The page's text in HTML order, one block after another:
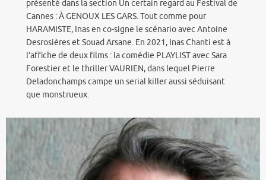
présenté dans la section Un certain regard au Festival de
Cannes : À GENOUX LES GARS. Tout comme pour
HARAMISTE, Inas en co-signe le scénario avec Antoine
Desrosières et Souad Arsane. En 2021, Inas Chanti est à
l’affiche de deux films : la comédie PLAYLIST avec Sara
Forestier et le thriller VAURIEN, dans lequel Pierre
Deladonchamps campe un serial killer aussi séduisant
que monstrueux.